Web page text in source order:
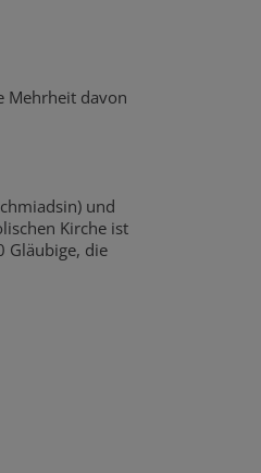
Mehrheit davon
und
Kirche ist
Gläubige, die